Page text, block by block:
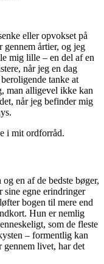
eller opvokset på
årtier, og jeg
mig lille – en del af en
når jeg en dag
tanke at
man alligevel ikke kan
når jeg befinder mig
i mit ordforråd.
en af de bedste bøger,
egne erindringer
bogen til mere end
Hun er nemlig
som de fleste
– formentlig kan
gennem livet, har det